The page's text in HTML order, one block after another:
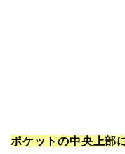
ポケットの中央上部